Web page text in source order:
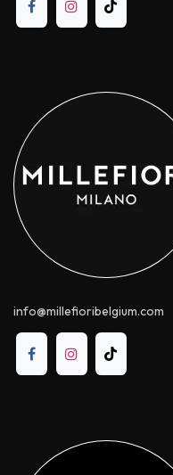
info@millefioribelgium.com